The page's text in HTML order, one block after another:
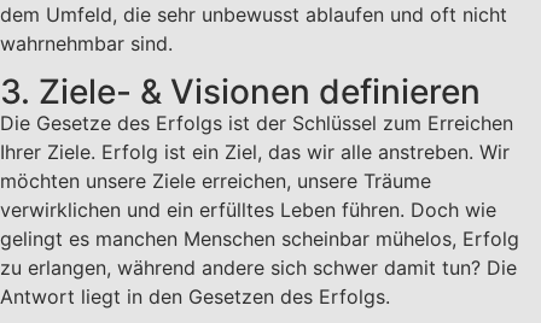
dem Umfeld, die sehr unbewusst ablaufen und oft nicht
wahrnehmbar sind.
3. Ziele- & Visionen definieren
Die Gesetze des Erfolgs ist der Schlüssel zum Erreichen
Ihrer Ziele. Erfolg ist ein Ziel, das wir alle anstreben. Wir
möchten unsere Ziele erreichen, unsere Träume
verwirklichen und ein erfülltes Leben führen. Doch wie
gelingt es manchen Menschen scheinbar mühelos, Erfolg
zu erlangen, während andere sich schwer damit tun? Die
Antwort liegt in den Gesetzen des Erfolgs.